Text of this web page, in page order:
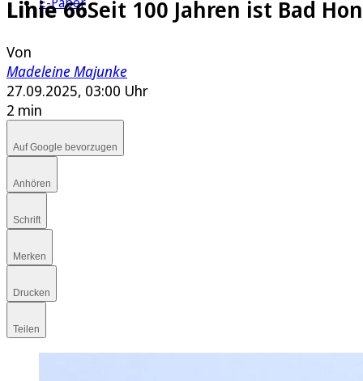
Linie 66Seit 100 Jahren ist Bad
Von
Madeleine Majunke
27.09.2025, 03:00 Uhr
2 min
Auf Google bevorzugen
Anhören
Schrift
Merken
Drucken
Teilen